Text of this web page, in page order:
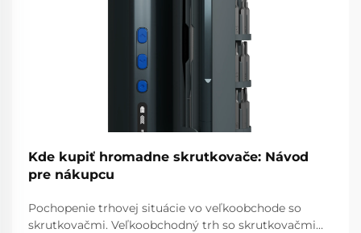
Kde kupiť hromadne skrutkovače: Návod
pre nákupcu
Pochopenie trhovej situácie vo veľkoobchode so
skrutkovačmi. Veľkoobchodný trh so skrutkovačmi